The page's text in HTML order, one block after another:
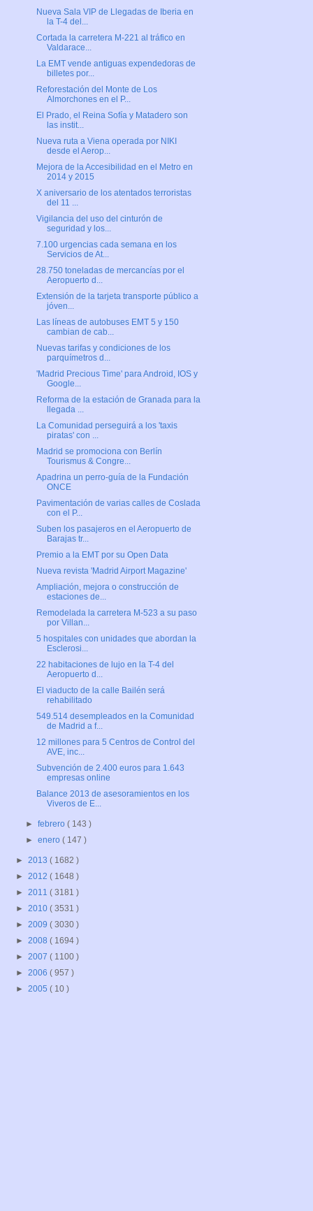
Nueva Sala VIP de Llegadas de Iberia en
la T-4 del...
Cortada la carretera M-221 al tráfico en
Valdarace...
La EMT vende antiguas expendedoras de
billetes por...
Reforestación del Monte de Los
Almorchones en el P...
El Prado, el Reina Sofía y Matadero son
las instit...
Nueva ruta a Viena operada por NIKI
desde el Aerop...
Mejora de la Accesibilidad en el Metro en
2014 y 2015
X aniversario de los atentados terroristas
del 11 ...
Vigilancia del uso del cinturón de
seguridad y los...
7.100 urgencias cada semana en los
Servicios de At...
28.750 toneladas de mercancías por el
Aeropuerto d...
Extensión de la tarjeta transporte público a
jóven...
Las líneas de autobuses EMT 5 y 150
cambian de cab...
Nuevas tarifas y condiciones de los
parquímetros d...
'Madrid Precious Time' para Android, IOS y
Google...
Reforma de la estación de Granada para la
llegada ...
La Comunidad perseguirá a los 'taxis
piratas' con ...
Madrid se promociona con Berlín
Tourismus & Congre...
Apadrina un perro-guía de la Fundación
ONCE
Pavimentación de varias calles de Coslada
con el P...
Suben los pasajeros en el Aeropuerto de
Barajas tr...
Premio a la EMT por su Open Data
Nueva revista 'Madrid Airport Magazine'
Ampliación, mejora o construcción de
estaciones de...
Remodelada la carretera M-523 a su paso
por Villan...
5 hospitales con unidades que abordan la
Esclerosi...
22 habitaciones de lujo en la T-4 del
Aeropuerto d...
El viaducto de la calle Bailén será
rehabilitado
549.514 desempleados en la Comunidad
de Madrid a f...
12 millones para 5 Centros de Control del
AVE, inc...
Subvención de 2.400 euros para 1.643
empresas online
Balance 2013 de asesoramientos en los
Viveros de E...
►febrero( 143 )
►enero( 147 )
► 2013 ( 1682 )
► 2012 ( 1648 )
► 2011 ( 3181 )
► 2010 ( 3531 )
► 2009 ( 3030 )
► 2008 ( 1694 )
► 2007 ( 1100 )
► 2006 ( 957 )
► 2005 ( 10 )